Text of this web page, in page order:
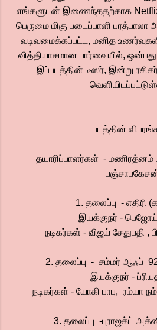
எங்களுடன் இணைந்ததற்காக Netflix
பெருமை மிகு படைப்பாளி
வடிவமைக்கப்பட்ட, மனித
வித்தியாசமான பார்வையில்,
இப்படத்தின் டீஸர், இன்று
படத்தின்
தயாரிப்பாளர்கள் - மணிரத்னம்
1. தலைப்பு - எதிரி
இயக்குநர் - பெஜோய்
நடிகர்கள் - விஜய் சேதுபதி ,
2. தலைப்பு - சம்மர் ஆஃப்
இயக்குநர் -
நடிகர்கள் - யோகி பாபு, ரம்யா
3. தலைப்பு -புராஜக்ட்